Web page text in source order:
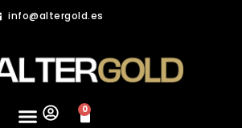
info@altergold.es
0